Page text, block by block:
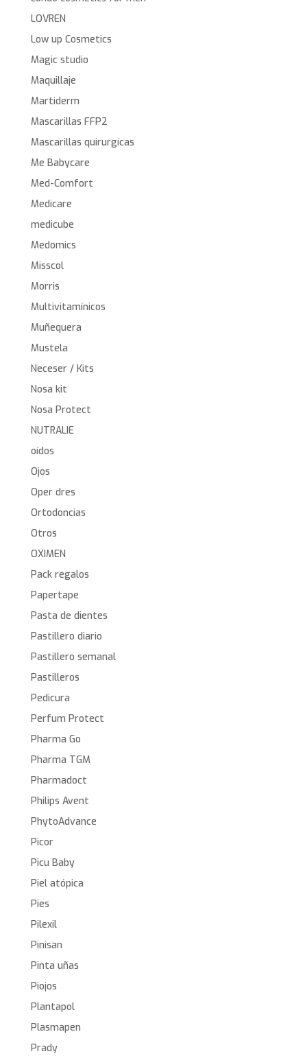
LOVREN
Low up Cosmetics
Magic studio
Maquillaje
Martiderm
Mascarillas FFP2
Mascarillas quirurgícas
Me Babycare
Med-Comfort
Medicare
medicube
Medomics
Misscol
Morris
Multivitamínicos
Muñequera
Mustela
Neceser / Kits
Nosa kit
Nosa Protect
NUTRALIE
oídos
Ojos
Oper dres
Ortodoncias
Otros
OXIMEN
Pack regalos
Papertape
Pasta de dientes
Pastillero diario
Pastillero semanal
Pastilleros
Pedicura
Perfum Protect
Pharma Go
Pharma TGM
Pharmadoct
Philips Avent
PhytoAdvance
Picor
Picu Baby
Piel atópica
Pies
Pilexil
Pinisan
Pinta uñas
Piojos
Plantapol
Plasmapen
Prady